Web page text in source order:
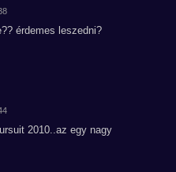
érdemes leszedni?
2010..az egy nagy